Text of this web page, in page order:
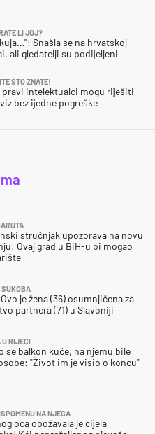
LI JOJ?
Snašla se na hrvatskoj
ali gledatelji su podijeljeni
ŠTO ZNATE!
pravi intelektualci mogu riješiti
bez ijedne pogreške
stručnjak upozorava na novu
Ovaj grad u BiH-u bi mogao
SUKOBA
Ovo je žena (36) osumnjičena za
partnera (71) u Slavoniji
U RIJECI
se balkon kuće, na njemu bile
"Život im je visio o koncu"
NA NJEGA
oca obožavala je cijela